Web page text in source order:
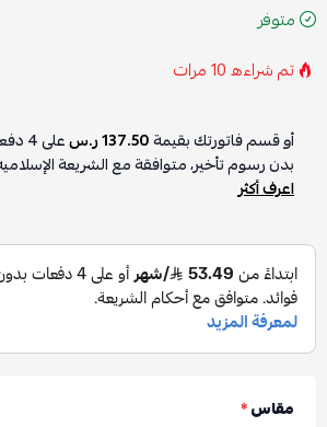
متوفر
تم شراءه10مرات
أو قسم فاتورتك بقيمة137.50 ر.س على4
بدون رسوم تأخير، متوافقة مع الشريعة
اعرف أكثر
مقاس*